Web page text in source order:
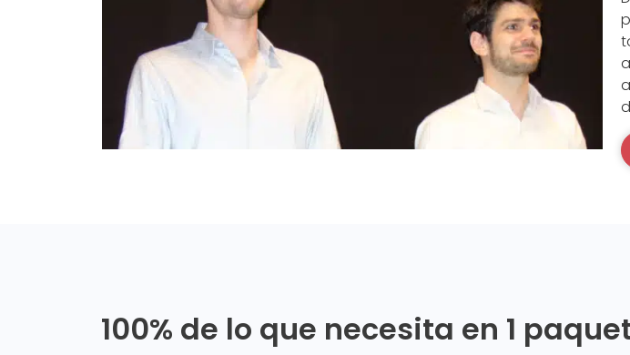
100% de lo que necesita en 1